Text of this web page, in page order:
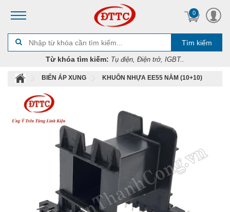
0
Tìm kiếm
Từ khóa tìm kiếm: Tụ điện, Điện trở, IGBT..
BIẾN ÁP XUNG KHUÔN NHỰA EE55 NẰM (10+10)